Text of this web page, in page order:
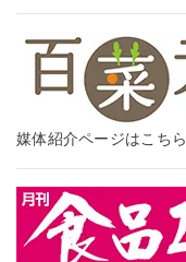
媒体紹介ページはこちら